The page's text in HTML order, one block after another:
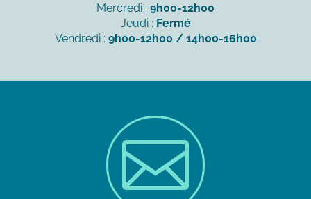
Mercredi : 9h00-12h00
Jeudi : Fermé
Vendredi : 9h00-12h00 / 14h00-16h00
